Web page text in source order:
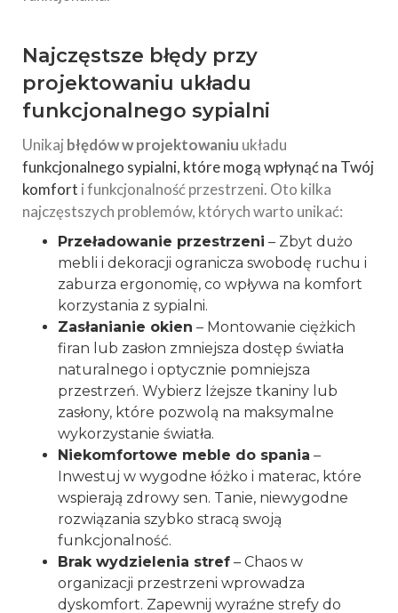
Najczęstsze błędy przy
projektowaniu układu
funkcjonalnego sypialni
Unikaj błędów w projektowaniu układu
funkcjonalnego sypialni, które mogą wpłynąć na Twój
komfort i funkcjonalność przestrzeni. Oto kilka
najczęstszych problemów, których warto unikać:
Przeładowanie przestrzeni – Zbyt dużo
mebli i dekoracji ogranicza swobodę ruchu i
zaburza ergonomię, co wpływa na komfort
korzystania z sypialni.
Zasłanianie okien – Montowanie ciężkich
firan lub zasłon zmniejsza dostęp światła
naturalnego i optycznie pomniejsza
przestrzeń. Wybierz lżejsze tkaniny lub
zasłony, które pozwolą na maksymalne
wykorzystanie światła.
Niekomfortowe meble do spania –
Inwestuj w wygodne łóżko i materac, które
wspierają zdrowy sen. Tanie, niewygodne
rozwiązania szybko stracą swoją
funkcjonalność.
Brak wydzielenia stref – Chaos w
organizacji przestrzeni wprowadza
dyskomfort. Zapewnij wyraźne strefy do